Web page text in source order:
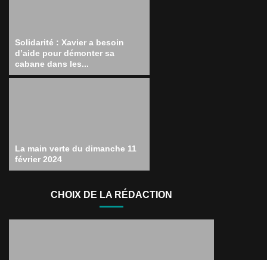
Solidarité : Xavier a besoin
d’aide pour démonter sa
cabane dans les...
La main verte du dimanche 11
février 2024
CHOIX DE LA RÉDACTION